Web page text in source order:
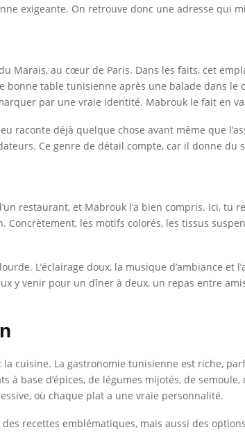
exigeante. On retrouve donc une adresse qui
Marais, au cœur de Paris. Dans les faits, cet
table tunisienne après une balade dans le
par une vraie identité. Mabrouk le fait en
raconte déjà quelque chose avant même que
Ce genre de détail compte, car il donne du
restaurant, et Mabrouk l’a bien compris. Ici, tu
les motifs colorés, les tissus
L’éclairage doux, la musique d’ambiance
y venir pour un dîner à deux, un repas entre
cuisine. La gastronomie tunisienne est riche,
base d’épices, de légumes mijotés, de
où chaque plat a une vraie personnalité.
recettes emblématiques, mais aussi des